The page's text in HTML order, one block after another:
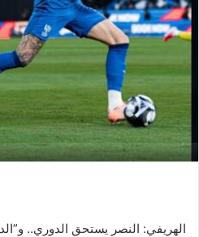
الهريفي: النصر يستحق الدوري..